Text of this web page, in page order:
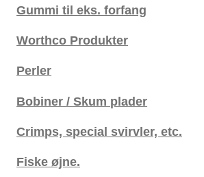
Gummi til eks. forfang
Worthco Produkter
Perler
Bobiner / Skum plader
Crimps, special svirvler, etc.
Fiske øjne.